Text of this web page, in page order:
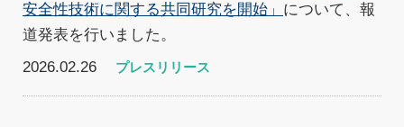
安全性技術に関する共同研究を開始」 について、報
道発表を行いました。
2026.02.26
プレスリリース